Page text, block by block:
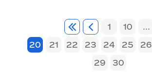
1 10
...
20
21 22 23 24 25 26
29
30